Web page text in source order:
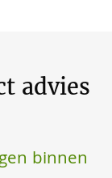
advies
binnen